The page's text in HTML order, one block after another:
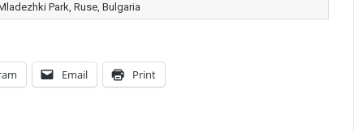
Park, Ruse, Bulgaria
Email Print